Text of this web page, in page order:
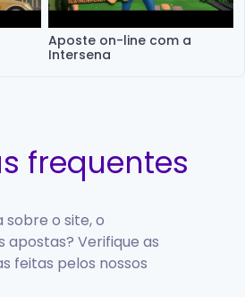
Aposte on-line com a
Intersena
frequentes
sobre o site, o
apostas? Verifique as
feitas pelos nossos